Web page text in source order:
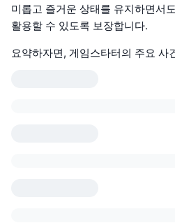
미롭고 즐거운 상태를 유지하면서
활용할 수 있도록 보장합니다.
요약하자면, 게임스타터의 주요 사